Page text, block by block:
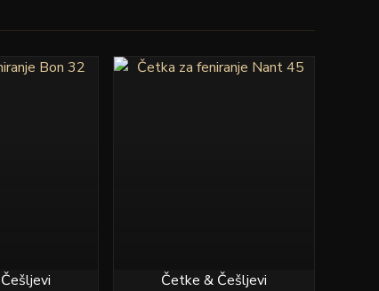
Četke & Češljevi